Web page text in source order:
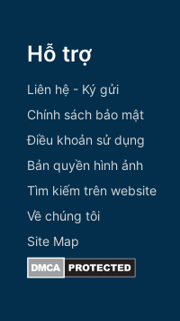
Hỗ trợ
Liên hệ - Ký gửi
Chính sách bảo mật
Điều khoản sử dụng
Bản quyền hình ảnh
Tìm kiếm trên website
Về chúng tôi
Site Map